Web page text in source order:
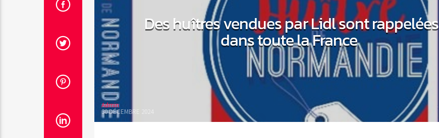
Des huîtres vendues par Lidl sont rappelées
dans toute la France
Admin
30 DÉCEMBRE 2024